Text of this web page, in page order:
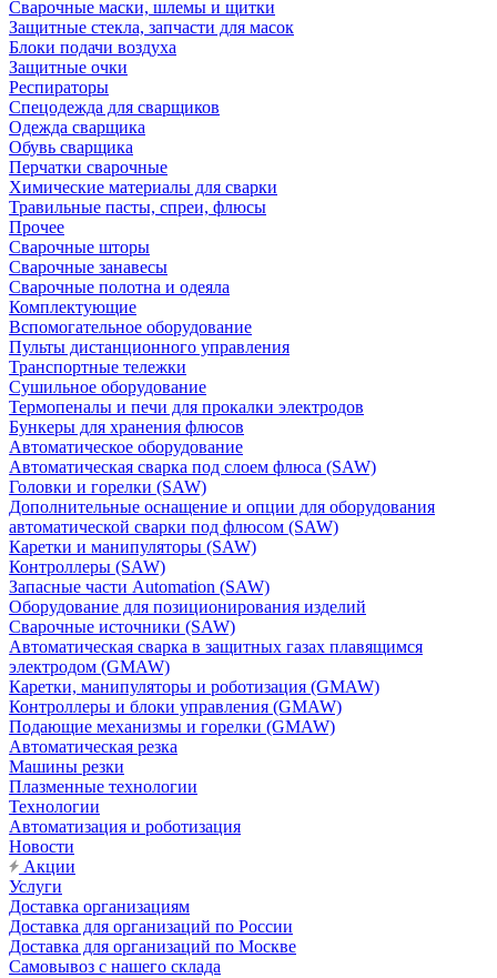
Сварочные маски, шлемы и щитки
Защитные стекла, запчасти для масок
Блоки подачи воздуха
Защитные очки
Респираторы
Спецодежда для сварщиков
Одежда сварщика
Обувь сварщика
Перчатки сварочные
Химические материалы для сварки
Травильные пасты, спреи, флюсы
Прочее
Сварочные шторы
Сварочные занавесы
Сварочные полотна и одеяла
Комплектующие
Вспомогательное оборудование
Пульты дистанционного управления
Транспортные тележки
Сушильное оборудование
Термопеналы и печи для прокалки электродов
Бункеры для хранения флюсов
Автоматическое оборудование
Автоматическая сварка под слоем флюса (SAW)
Головки и горелки (SAW)
Дополнительные оснащение и опции для оборудования
автоматической сварки под флюсом (SAW)
Каретки и манипуляторы (SAW)
Контроллеры (SAW)
Запасные части Automation (SAW)
Оборудование для позиционирования изделий
Сварочные источники (SAW)
Автоматическая сварка в защитных газах плавящимся
электродом (GMAW)
Каретки, манипуляторы и роботизация (GMAW)
Контроллеры и блоки управления (GMAW)
Подающие механизмы и горелки (GMAW)
Автоматическая резка
Машины резки
Плазменные технологии
Технологии
Автоматизация и роботизация
Новости
Акции
Услуги
Доставка организациям
Доставка для организаций по России
Доставка для организаций по Москве
Самовывоз с нашего склада